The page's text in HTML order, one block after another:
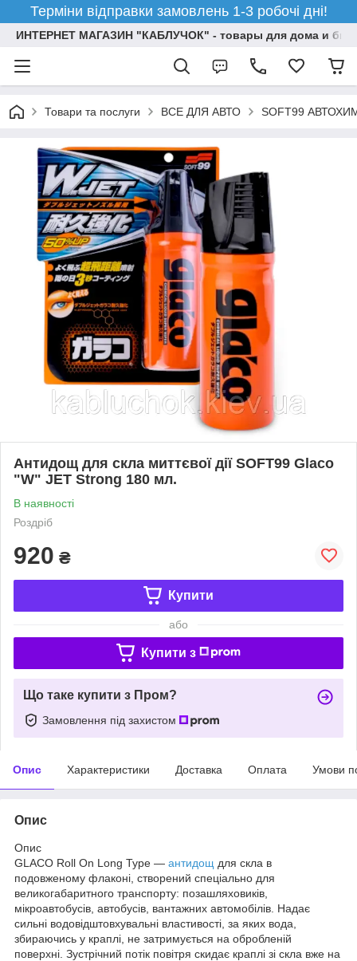
Терміни відправки замовлень 1-3 робочі дні!
ИНТЕРНЕТ МАГАЗИН "КАБЛУЧОК" - товары для дома и
Товари та послуги ВСЕ ДЛЯ АВТО SOFT99
Антидощ для скла миттєвої дії SOFT99 Glaco
"W" JET Strong 180 мл.
В наявності
Роздріб
920 ₴
Купити
або
Купити з
Що таке купити з Пром?
Замовлення під захистом
Опис Характеристики Доставка Оплата Умови
Опис
Опис
GLACO Roll On Long Type — антидощ для скла в
подовженому флаконі, створений спеціально для
великогабаритного транспорту: позашляховиків,
мікроавтобусів, автобусів, вантажних автомобілів. Надає
сильні водовідштовхувальні властивості, за яких вода,
збираючись у краплі, не затримується на обробленій
поверхні. Зустрічний потік повітря скидає краплі зі скла вже на